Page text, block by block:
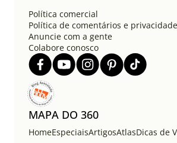
Política comercial
Política de comentários e privacidade
Anuncie com a gente
Colabore conosco
MAPA DO 360
HomeEspeciaisArtigosAtlasDicas de